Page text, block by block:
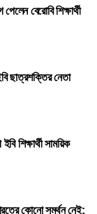
বেরোবি শিক্ষার্থী
ছাত্রশক্তির নেতা
শিক্ষার্থী সাময়িক
কোনো সমর্থন নেই: